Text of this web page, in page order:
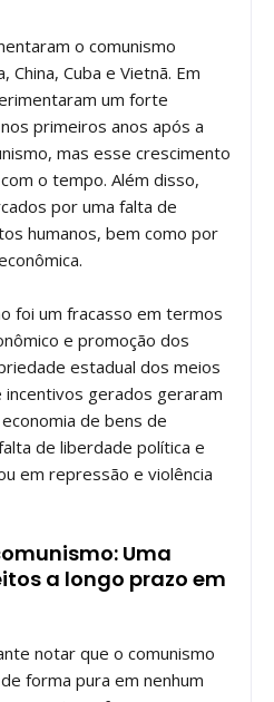
o comunismo
China, Cuba e Vietnã. Em
um forte
primeiros anos após a
mas esse crescimento
o tempo. Além disso,
por uma falta de
humanos, bem como por
foi um fracasso em termos
e promoção dos
estadual dos meios
gerados geraram
de bens de
de liberdade política e
em repressão e violência
Uma
a longo prazo em
notar que o comunismo
forma pura em nenhum